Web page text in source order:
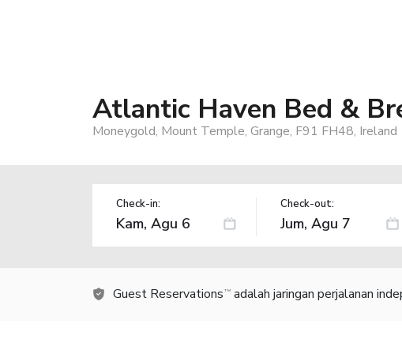
Atlantic Haven Bed &
Moneygold, Mount Temple, Grange, F91 FH48, Ireland
Check-in: Check-out:
Guest Reservations TM adalah jaringan perjalanan